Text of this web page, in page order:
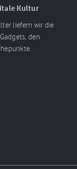
Kultur
liefern wir die
den